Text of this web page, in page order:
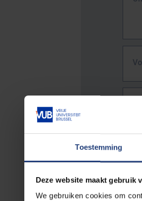
Toestemming
Deze website maakt gebruik
We gebruiken cookies om